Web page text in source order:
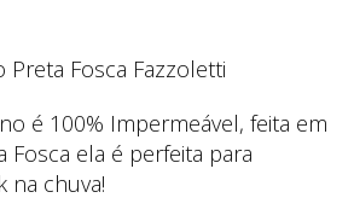
Fosca Fazzoletti
é 100% Impermeável, feita em
Fosca ela é perfeita para
na chuva!